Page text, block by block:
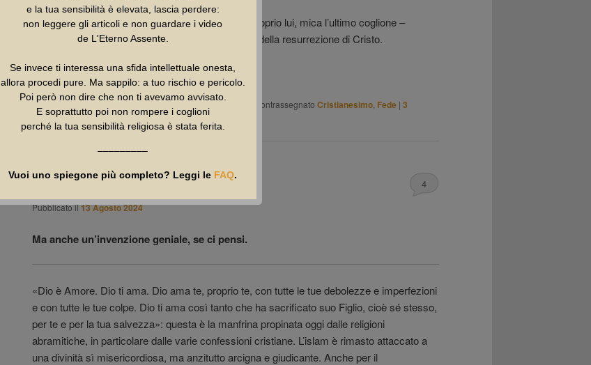
Ebbene Paolo – san Paolo, l’apostolo dei gentili, proprio lui, mica l’ultimo coglione –
fornisce un ottimo argomento contro la plausibilità della resurrezione di Cristo.
Continua a leggere→
Pubblicato in Approfondimenti,Razionalità ,Rivelazione Contrassegnato Cristianesimo Fede | 3
Risposte
Un’idea abominevole
Pubblicato il13 Agosto 2024
4
Ma anche un’invenzione geniale, se ci pensi.
«Dio è Amore. Dio ti ama. Dio ama te, proprio te, con tutte le tue debolezze e imperfezioni
e con tutte le tue colpe. Dio ti ama così tanto che ha sacrificato suo Figlio, cioè sé stesso,
per te e per la tua salvezza»: questa è la manfrina propinata oggi dalle religioni
abramitiche, in particolare dalle varie confessioni cristiane. L’islam è rimasto attaccato a
una divinità sì misericordiosa, ma anzitutto arcigna e giudicante. Anche per il
e la tua sensibilità è elevata, lascia perdere:
non leggere gli articoli e non guardare i video
de L'Eterno Assente.
Se invece ti interessa una sfida intellettuale onesta,
allora procedi pure. Ma sappilo: a tuo rischio e pericolo.
Poi però non dire che non ti avevamo avvisato.
E soprattutto poi non rompere i coglioni
perché la tua sensibilità religiosa è stata ferita.
–––––––––
Vuoi uno spiegone più completo? Leggi le FAQ.